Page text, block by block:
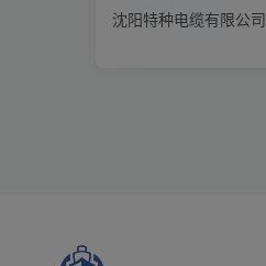
沈阳特种电缆有限公司